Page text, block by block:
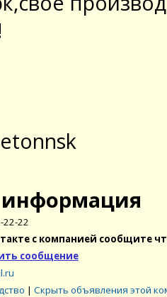
информация
22-22
с компанией сообщите
сообщение
| Скрыть объявления этой